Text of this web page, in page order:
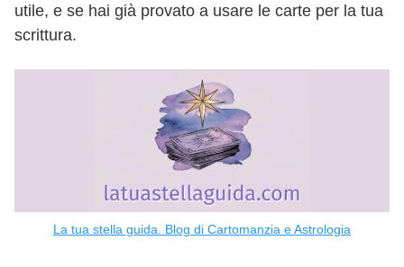
utile, e se hai già provato a usare le carte per la tua
scrittura.
La tua stella guida. Blog di Cartomanzia e Astrologia